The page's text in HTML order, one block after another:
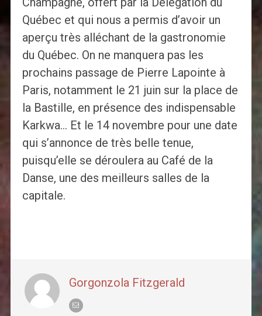
Québec et qui nous a permis d’avoir un
aperçu très alléchant de la gastronomie
du Québec. On ne manquera pas les
prochains passage de Pierre Lapointe à
Paris, notamment le 21 juin sur la place de
la Bastille, en présence des indispensable
Karkwa… Et le 14 novembre pour une date
qui s’annonce de très belle tenue,
puisqu’elle se déroulera au Café de la
Danse, une des meilleurs salles de la
capitale.
Gorgonzola Fitzgerald